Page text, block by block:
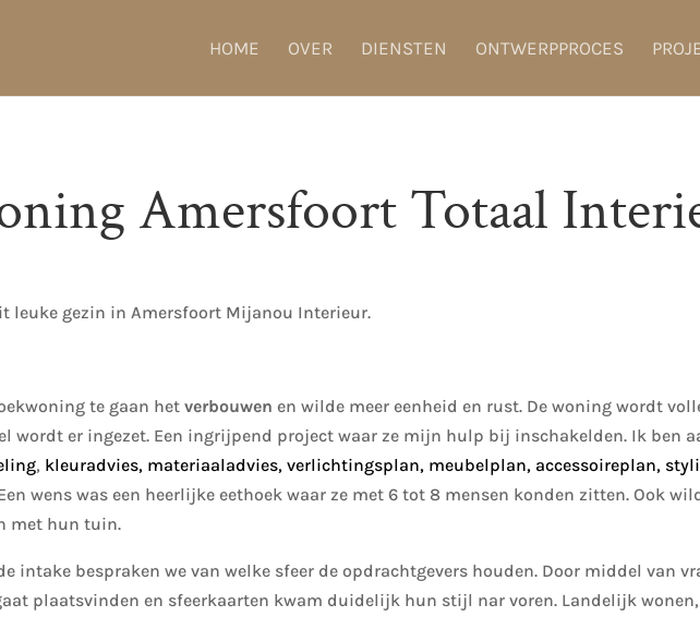
HOME OVER DIENSTEN ONTWERPPROCES
Amersfoort Totaal
leuke gezin in Amersfoort Mijanou Interieur.
te gaan hetverbouwen en wilde meer eenheid en rust. De woning wordt
wordt er ingezet. Een ingrijpend project waar ze mijn hulp bij inschakelden. Ik ben
, kleuradvies, materiaaladvies, verlichtingsplan, meubelplan, accessoireplan,
wens was een heerlijke eethoek waar ze met 6 tot 8 mensen konden zitten. Ook
met hun tuin.
intake bespraken we van welke sfeer de opdrachtgevers houden. Door middel van
plaatsvinden en sfeerkaarten kwam duidelijk hun stijl nar voren. Landelijk